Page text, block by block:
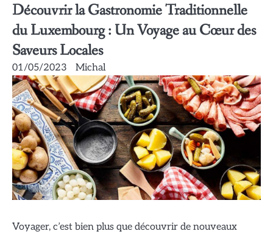
Découvrir la Gastronomie Traditionnelle
du Luxembourg : Un Voyage au Cœur des
Saveurs Locales
01/05/2023 Michal
Voyager, c’est bien plus que découvrir de nouveaux